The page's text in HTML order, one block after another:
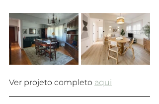
Ver projeto completo aqui